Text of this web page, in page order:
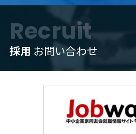
Recruit
採用 お問い合わせ